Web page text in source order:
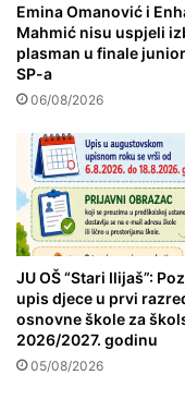
Emina Omanović i
Mahmić nisu uspjeli
plasman u finale
SP-a
06/08/2026
JU OŠ “Stari Ilijaš”:
upis djece u prvi
osnovne škole za
2026/2027. godinu
05/08/2026